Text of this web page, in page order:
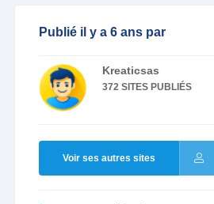
Publié il y a 6 ans par
Kreaticsas
372 SITES PUBLIÉS
Voir ses autres sites